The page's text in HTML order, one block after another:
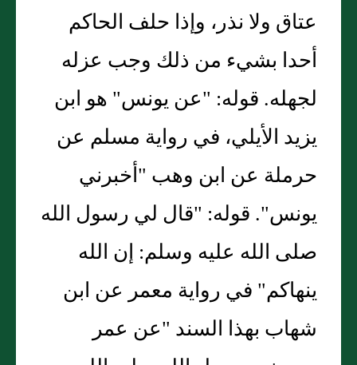
عتاق ولا نذر، وإذا حلف الحاكم
أحدا بشيء من ذلك وجب عزله
لجهله. قوله: "عن يونس" هو ابن
يزيد الأيلي، في رواية مسلم عن
حرملة عن ابن وهب "أخبرني
يونس". قوله: "قال لي رسول الله
صلى الله عليه وسلم: إن الله
ينهاكم" في رواية معمر عن ابن
شهاب بهذا السند "عن عمر